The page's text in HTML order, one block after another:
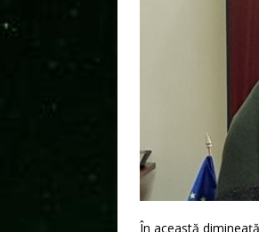
În această